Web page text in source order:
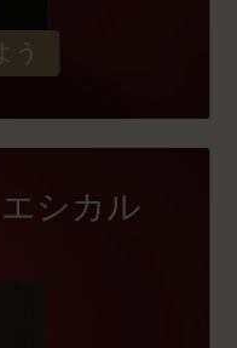
う
シカル